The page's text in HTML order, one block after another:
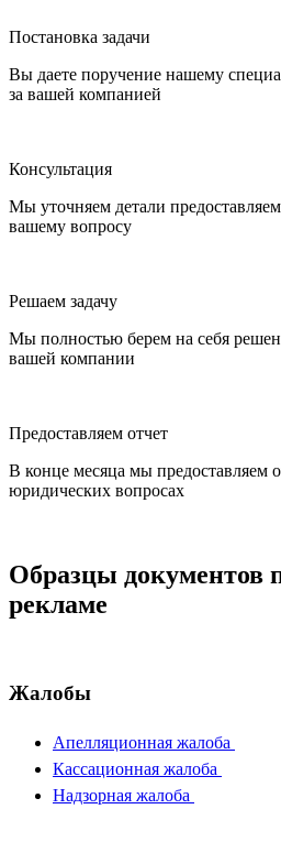
Постановка задачи
Вы даете поручение нашему
за вашей компанией
Консультация
Мы уточняем детали
вашему вопросу
Решаем задачу
Мы полностью берем на себя
вашей компании
Предоставляем отчет
В конце месяца мы предоставляем
юридических вопросах
Образцы документов
рекламе
Жалобы
Апелляционная жалоба
Кассационная жалоба
Надзорная жалоба